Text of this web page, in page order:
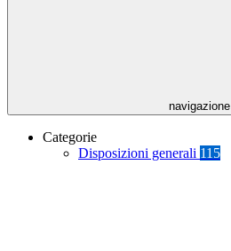
navigazione
Categorie
Disposizioni generali 115